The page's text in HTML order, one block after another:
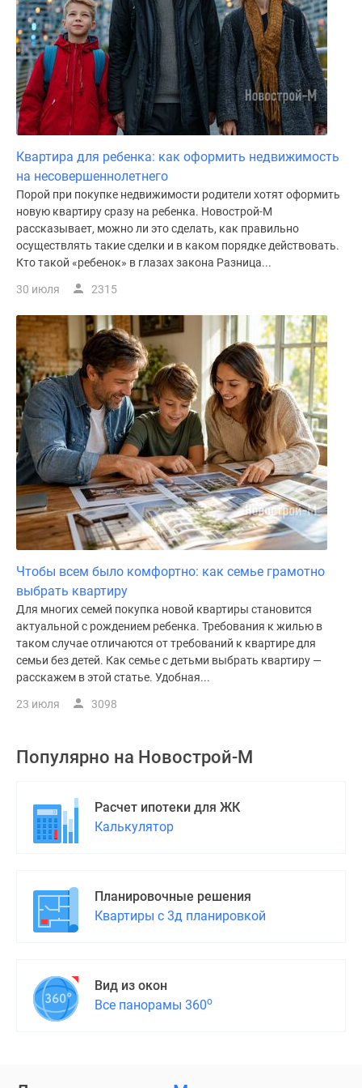
Квартира для ребенка: как оформить недвижимость
на несовершеннолетнего
Порой при покупке недвижимости родители хотят оформить
новую квартиру сразу на ребенка. Новострой-М
рассказывает, можно ли это сделать, как правильно
осуществлять такие сделки и в каком порядке действовать.
Кто такой «ребенок» в глазах закона Разница...
30 июля 2315
Чтобы всем было комфортно: как семье грамотно
выбрать квартиру
Для многих семей покупка новой квартиры становится
актуальной с рождением ребенка. Требования к жилью в
таком случае отличаются от требований к квартире для
семьи без детей. Как семье с детьми выбрать квартиру —
расскажем в этой статье. Удобная...
23 июля 3098
Популярно на Новострой-М
Расчет ипотеки для ЖК
Калькулятор
Планировочные решения
Квартиры с 3д планировкой
Вид из окон
Все панорамы 360о